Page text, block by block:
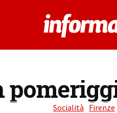
Socialità Firenze